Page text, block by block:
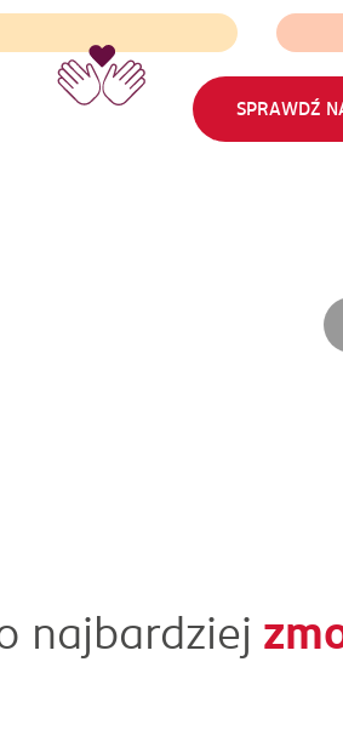
wskazówki
prawne/finansowe.
SPRAWDŹ
najbardziej